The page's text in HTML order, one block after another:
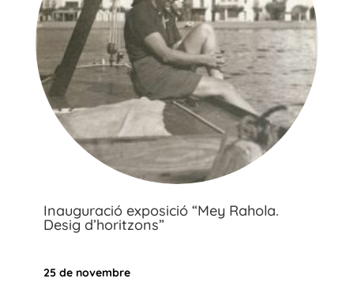
Inauguració exposició “Mey Rahola.
Desig d’horitzons”
25 de novembre